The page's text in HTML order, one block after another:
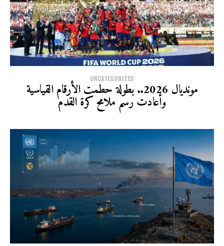
UNCATEGORIZED
مونديال 2026.. بطولة حطمت الأرقام القياسية
وأعادت رسم ملامح كرة القدم